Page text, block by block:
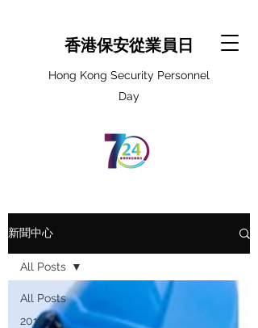
香港保安從業員日
Hong Kong Security Personnel
Day
新聞中心
All Posts
2018
All Posts